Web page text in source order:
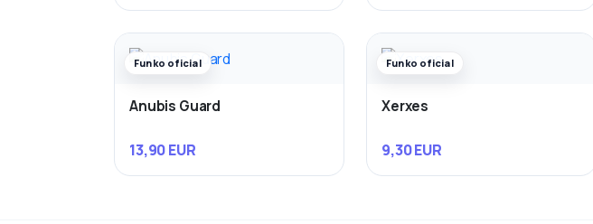
Funko oficial
Anubis Guard
13,90 EUR
Funko oficial
Xerxes
9,30 EUR